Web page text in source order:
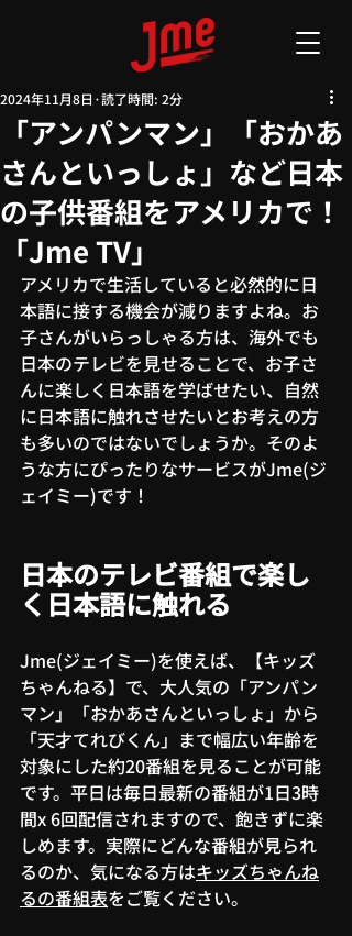
「アンパンマン」「おかあ
さんといっしょ」など日本
の子供番組をアメリカで！
「Jme TV」
2024年11月8日 読了時間: 2分
アメリカで生活していると必然的に日
本語に接する機会が減りますよね。お
子さんがいらっしゃる方は、海外でも
日本のテレビを見せることで、お子さ
んに楽しく日本語を学ばせたい、自然
に日本語に触れさせたいとお考えの方
も多いのではないでしょうか。そのよ
うな方にぴったりなサービスがJme(ジ
ェイミー)です！
日本のテレビ番組で楽し
く日本語に触れる
Jme(ジェイミー)を使えば、【キッズ
ちゃんねる】で、大人気の「アンパン
マン」「おかあさんといっしょ」から
「天才てれびくん」まで幅広い年齢を
対象にした約20番組を見ることが可能
です。平日は毎日最新の番組が1日3時
間x 6回配信されますので、飽きずに楽
しめます。実際にどんな番組が見られ
るのか、気になる方はキッズちゃんね
るの番組表をご覧ください。